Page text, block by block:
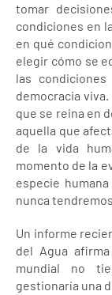
tomar
condiciones en
en qué
elegir cómo se
las
democracia
que se reina en
aquella que
de la vida
momento de la
especie
nunca
Un informe
del Agua
mundial no
gestionaría una